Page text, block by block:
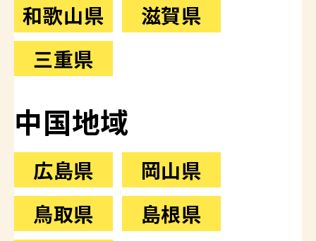
和歌山県
滋賀県
三重県
中国地域
広島県
岡山県
鳥取県
島根県